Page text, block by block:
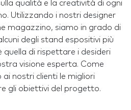
qualità e la creatività di ogni
Utilizzando i nostri designer
magazzino, siamo in grado di
degli stand espositivi più
quella di rispettare i desideri
visione esperta. Come
nostri clienti le migliori
gli obiettivi del progetto.